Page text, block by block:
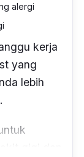
alergi
kerja
yang
lebih